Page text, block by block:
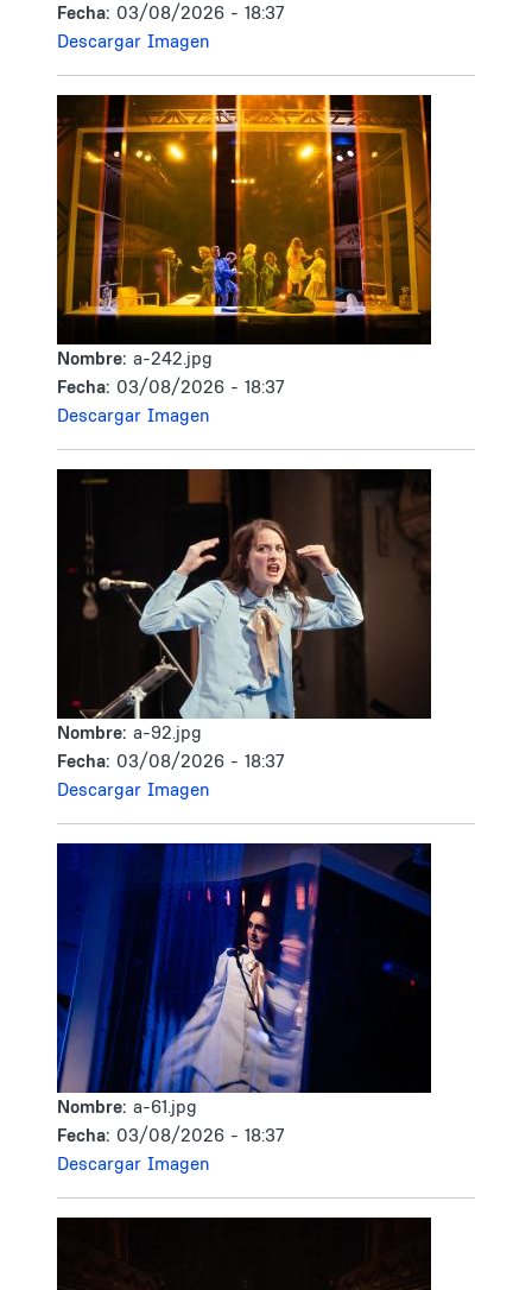
Fecha: 03/08/2026 - 18:37
Descargar Imagen
Nombre: a-242.jpg
Fecha: 03/08/2026 - 18:37
Descargar Imagen
Nombre: a-92.jpg
Fecha: 03/08/2026 - 18:37
Descargar Imagen
Nombre: a-61.jpg
Fecha: 03/08/2026 - 18:37
Descargar Imagen